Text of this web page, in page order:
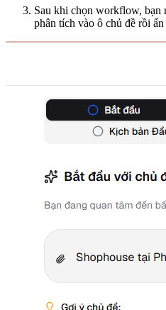
Sau khi chọn workflow, bạn
phân tích vào ô chủ đề rồi